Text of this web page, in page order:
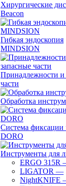
Хирургические
Beacon
Гибкая эндоскопия
MINDSION
Принадлежности и
части
Обработка
Система фиксации
DORO
Инструменты для
ERGO 315R
LIGATOR —
NightKNIFE